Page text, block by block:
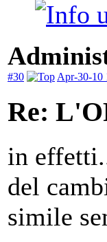
#30 Apr-30-10
Re:
in
del
simile